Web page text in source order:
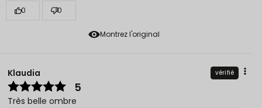
Montrez l'original
0
0
Klaudia vérifié
5
Très belle ombre